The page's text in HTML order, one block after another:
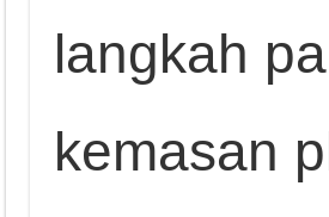
langkah
kemasan